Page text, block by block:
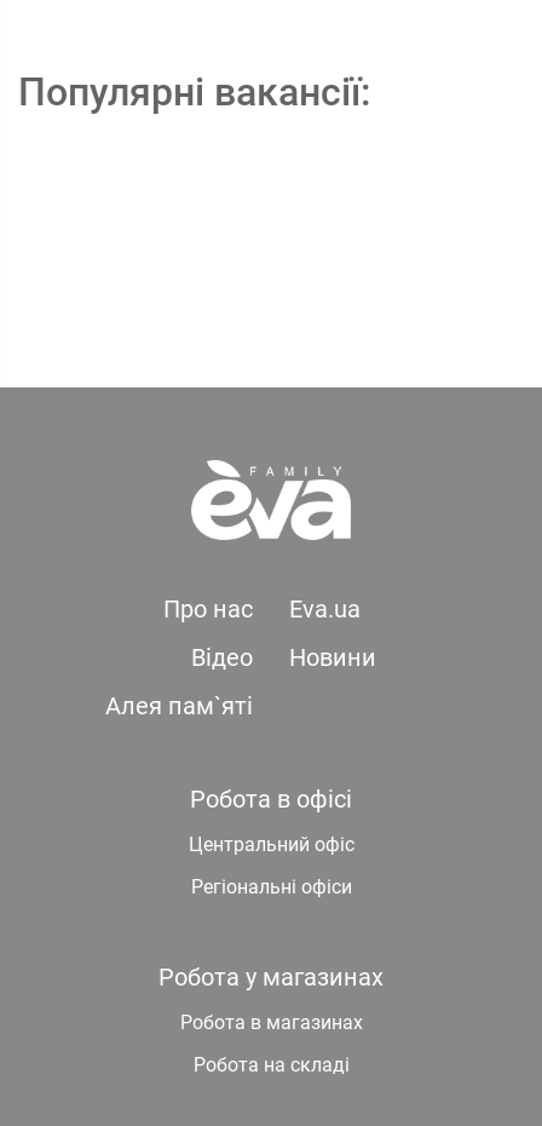
Популярні вакансії:
Про нас
Eva.ua
Відео
Новини
Алея пам`яті
Робота в офісі
Центральний офіс
Регіональні офіси
Робота у магазинах
Робота в магазинах
Робота на складі